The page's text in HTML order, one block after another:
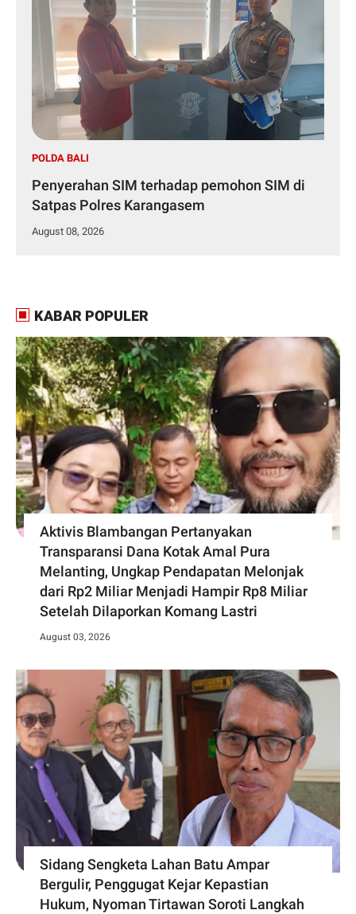
POLDA BALI
Penyerahan SIM terhadap pemohon SIM di
Satpas Polres Karangasem
August 08, 2026
KABAR POPULER
Aktivis Blambangan Pertanyakan
Transparansi Dana Kotak Amal Pura
Melanting, Ungkap Pendapatan Melonjak
dari Rp2 Miliar Menjadi Hampir Rp8 Miliar
Setelah Dilaporkan Komang Lastri
August 03, 2026
Sidang Sengketa Lahan Batu Ampar
Bergulir, Penggugat Kejar Kepastian
Hukum, Nyoman Tirtawan Soroti Langkah